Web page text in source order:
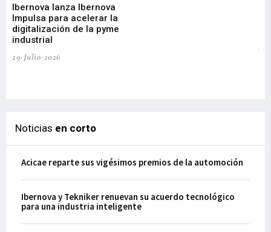
Ibernova lanza Ibernova
Impulsa para acelerar la
digitalización de la pyme
industrial
29-Julio-2026
Noticias en corto
Acicae reparte sus vigésimos premios de la automoción
Ibernova y Tekniker renuevan su acuerdo tecnológico
para una industria inteligente